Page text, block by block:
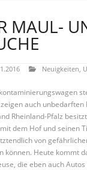
MAUL-
Neuigkeiten
auch unbedarften
Rheinland-Pfalz
dem Hof und seinen
von
können. Heute kommt
die eben auch